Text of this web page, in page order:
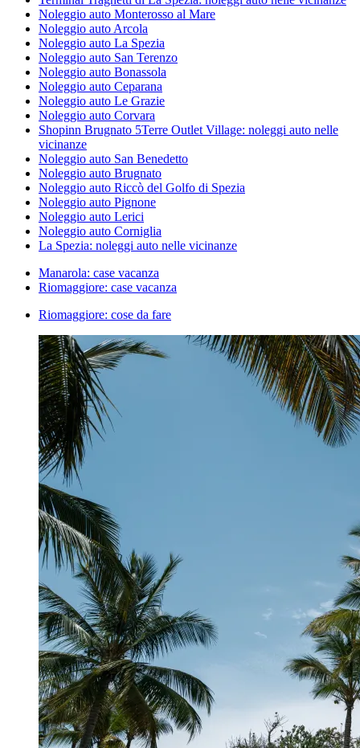
Noleggio auto Monterosso al Mare
Noleggio auto Arcola
Noleggio auto La Spezia
Noleggio auto San Terenzo
Noleggio auto Bonassola
Noleggio auto Ceparana
Noleggio auto Le Grazie
Noleggio auto Corvara
Shopinn Brugnato 5Terre Outlet Village: noleggi auto nelle
vicinanze
Noleggio auto San Benedetto
Noleggio auto Brugnato
Noleggio auto Riccò del Golfo di Spezia
Noleggio auto Pignone
Noleggio auto Lerici
Noleggio auto Corniglia
La Spezia: noleggi auto nelle vicinanze
Manarola: case vacanza
Riomaggiore: case vacanza
Riomaggiore: cose da fare